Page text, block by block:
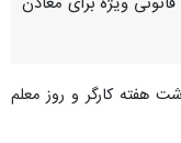
هفته کارگر و روز معلم